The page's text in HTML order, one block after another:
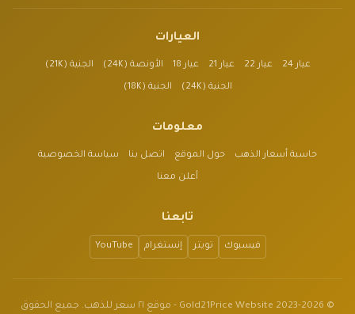
العيارات
عيار 24 عيار 22 عيار 21 عيار 18 الأونصة (24K) الجنية (21K)
الجنية (24K) الجنية (18K)
معلومات
حاسبة أسعار الذهب حول الموقع اتصل بنا سياسة الخصوصية
أعلن معنا
تابعنا
فيسبوك تويتر إنستغرام YouTube
© 2023-2026 Gold21Price Website - موقع ٢١ سعر للذهب. جميع الحقوق